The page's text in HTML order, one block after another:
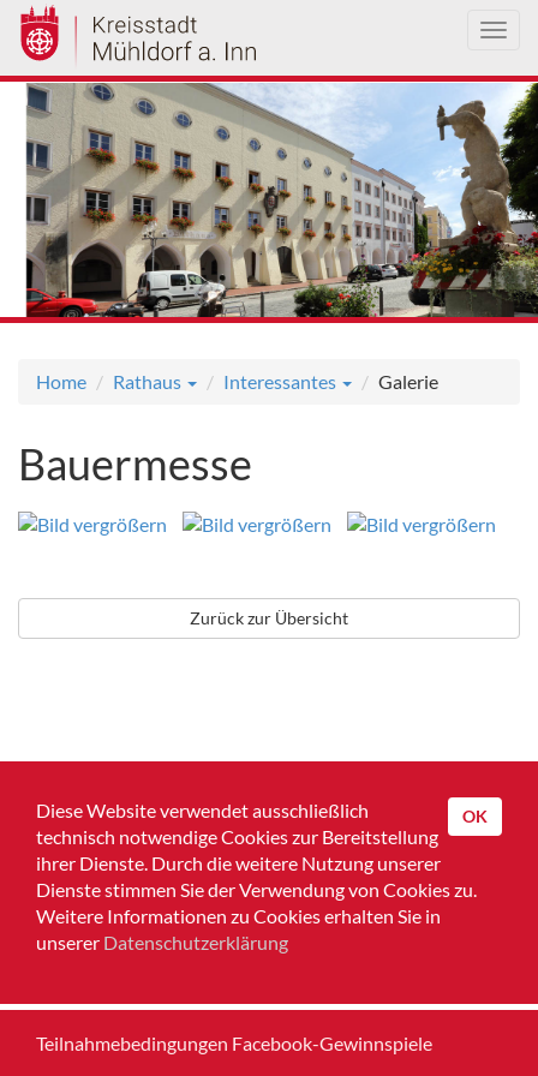
Direkt
zum
Inhalt
Home Rathaus Interessantes Galerie
Bauermesse
Zurück zur Übersicht
Home
Impressum
Teilnahmebedingungen Facebook-Gewinnspiele
OK
Diese Website verwendet ausschließlich
technisch notwendige Cookies zur Bereitstellung
ihrer Dienste. Durch die weitere Nutzung unserer
Dienste stimmen Sie der Verwendung von Cookies zu.
Weitere Informationen zu Cookies erhalten Sie in
unserer Datenschutzerklärung